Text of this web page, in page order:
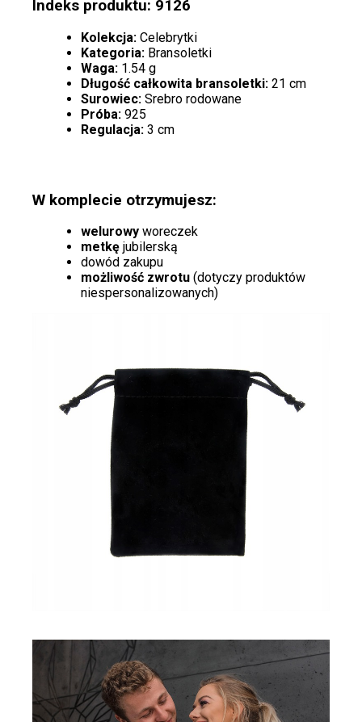
Indeks produktu: 9126
Kolekcja: Celebrytki
Kategoria: Bransoletki
Waga: 1.54 g
Długość całkowita bransoletki: 21 cm
Surowiec: Srebro rodowane
Próba: 925
Regulacja: 3 cm
W komplecie otrzymujesz:
welurowy woreczek
metkę jubilerską
dowód zakupu
możliwość zwrotu (dotyczy produktów
niespersonalizowanych)